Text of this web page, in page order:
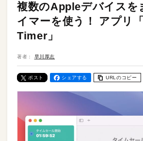
複数のAppleデバイスを
イマーを使う！ アプリ
Timer」
著者： 早川厚志
ポスト シェアする URLのコピー